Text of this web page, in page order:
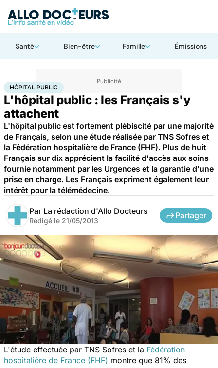
Santé Bien-être Famille Émissions
AccueilSantéSociété Hôpital public
HÔPITAL PUBLIC
L'hôpital public : les Français s'y
attachent
L'hôpital public est fortement plébiscité par une majorité
de Français, selon une étude réalisée par TNS Sofres et
la Fédération hospitalière de France (FHF). Plus de huit
Français sur dix apprécient la facilité d'accès aux soins
fournie notamment par les Urgences et la garantie d'une
prise en charge. Les Français expriment également leur
intérêt pour la télémédecine.
Par La rédaction d'Allo Docteurs
Rédigé le 21/05/2013
Partager
L'étude effectuée par TNS Sofres et la Fédération
hospitalière de France (FHF) montre que 81% des